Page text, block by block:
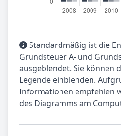
Standardmäßig ist die
Grundsteuer A- und
ausgeblendet. Sie können
Legende einblenden.
Informationen empfehlen
des Diagramms am